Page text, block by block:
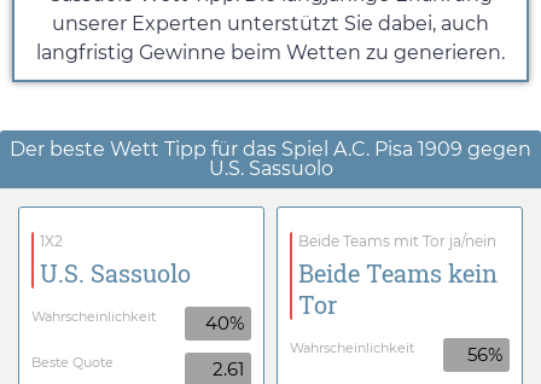
unserer Experten unterstützt Sie dabei, auch
langfristig Gewinne beim Wetten zu generieren.
Der beste Wett Tipp für das Spiel A.C. Pisa 1909 gegen
U.S. Sassuolo
1X2
U.S. Sassuolo
Wahrscheinlichkeit 40%
Beste Quote 2.61
Beide Teams mit Tor ja/nein
Beide Teams kein
Tor
Wahrscheinlichkeit 56%